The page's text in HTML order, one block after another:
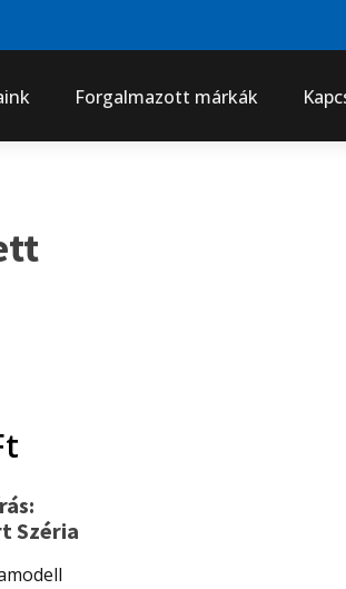
Forgalmazott márkák
Széria